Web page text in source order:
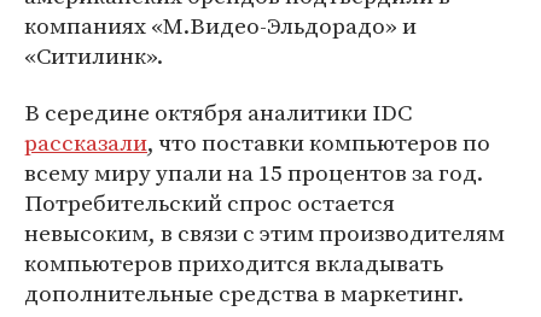
компаниях «М.Видео-Эльдорадо» и
«Ситилинк».
В середине октября аналитики IDC
рассказали, что поставки компьютеров по
всему миру упали на 15 процентов за год.
Потребительский спрос остается
невысоким, в связи с этим производителям
компьютеров приходится вкладывать
дополнительные средства в маркетинг.